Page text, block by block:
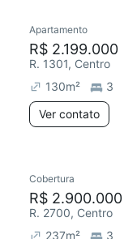
Apartamento
R$ 2.199.000
R. 1301, Centro
130m² 3
Ver contato
Cobertura
R$ 2.900.000
R. 2700, Centro
237m² 3